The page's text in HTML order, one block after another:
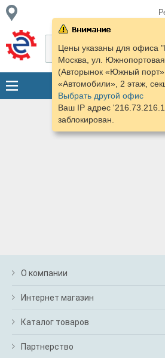
Цены указаны для офиса
Москва, ул.
(Авторынок «Южный
«Автомобили», 2 этаж,
Выбрать другой офис
Ваш IP адрес
заблокирован.
О компании
Интернет магазин
Каталог товаров
Партнерство